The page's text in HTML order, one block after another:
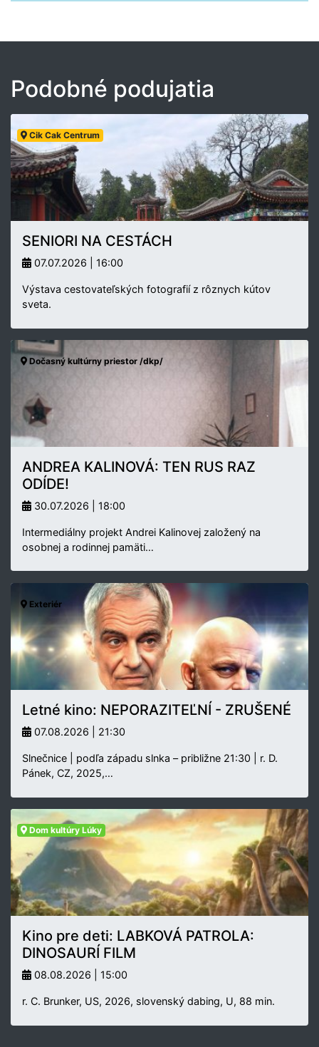
Podobné podujatia
Cik Cak Centrum
SENIORI NA CESTÁCH
07.07.2026 | 16:00
Výstava cestovateľských fotografií z rôznych kútov
sveta.
Dočasný kultúrny priestor /dkp/
ANDREA KALINOVÁ: TEN RUS RAZ
ODÍDE!
30.07.2026 | 18:00
Intermediálny projekt Andrei Kalinovej založený na
osobnej a rodinnej pamäti…
Exteriér
Letné kino: NEPORAZITEĽNÍ - ZRUŠENÉ
07.08.2026 | 21:30
Slnečnice | podľa západu slnka – približne 21:30 | r. D.
Pánek, CZ, 2025,…
Dom kultúry Lúky
Kino pre deti: LABKOVÁ PATROLA:
DINOSAURÍ FILM
08.08.2026 | 15:00
r. C. Brunker, US, 2026, slovenský dabing, U, 88 min.